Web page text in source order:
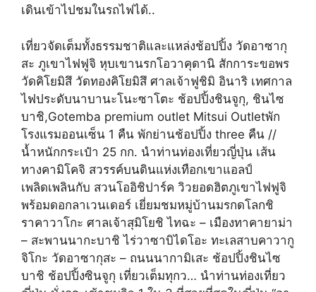
เดินเข้าไปชมในรถไฟได้..
เที่ยวจัดเต็มทั้งธรรมชาติและแหล่งช้อปปิ้ง วัดอาซากุ
สะ ภูเขาไฟฟูจิ หุบเขานรกโอวาคุดานิ สักการะขอพร
วัดคิโยมิสึ วัดทองคิโยมิสึ ศาลเจ้าฟูชิมิ อินาริ เทศกาล
ไฟประดับนาบานะโนะซาโตะ ช้อปปิ้งชินจูกุ, ชินไซ
บาชิ,Gotemba premium outlet Mitsui Outletพัก
โรงแรมออนเซ็น 1 คืน พักย่านช้อปปิ้ง three คืน //
น้ำหนักกระเป๋า 25 กก. นำท่านท่องเที่ยวญี่ปุ่น เส้น
ทางคามิโคจิ สวรรค์บนดินแห่งเทือกเขาแอลป์
เพลิดเพลินกับ สวนโออิชิปาร์ค วิวยอดฮิตภูเขาไฟฟูจิ
พร้อมดอกลาเวนเดอร์ เยี่ยมชมหมู่บ้านมรกดโลกชิ
ราคาวาโกะ ศาลเจ้าสุมิโยชิ ไทฉะ – เมืองทาคายาม่า
– สะพานนากะบาชิ ไร่วาซาบิไดโอะ ทะเลสาบคาวากู
จิโกะ วัดอาซากุสะ – ถนนนากามิเสะ ช้อปปิ้งชินไซ
บาชิ ช้อปปิ้งซินจูกุ เที่ยวเต็มทุกว… นำท่านท่องเที่ยว